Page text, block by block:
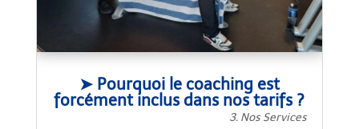
➤ Pourquoi le coaching est
forcément inclus dans nos tarifs ?
3. Nos Services